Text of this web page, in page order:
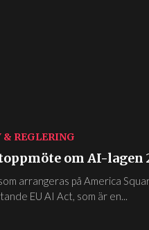
& REGLERING
om AI-lagen
arrangeras på America
EU AI Act, som är en...